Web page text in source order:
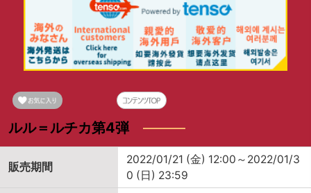
ルル＝ルチカ第4弾
販売期間
2022/01/21 (金) 12:00～2022/01/3
0 (日) 23:59